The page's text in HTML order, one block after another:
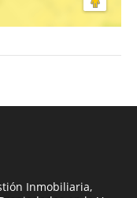
Inmobiliaria,